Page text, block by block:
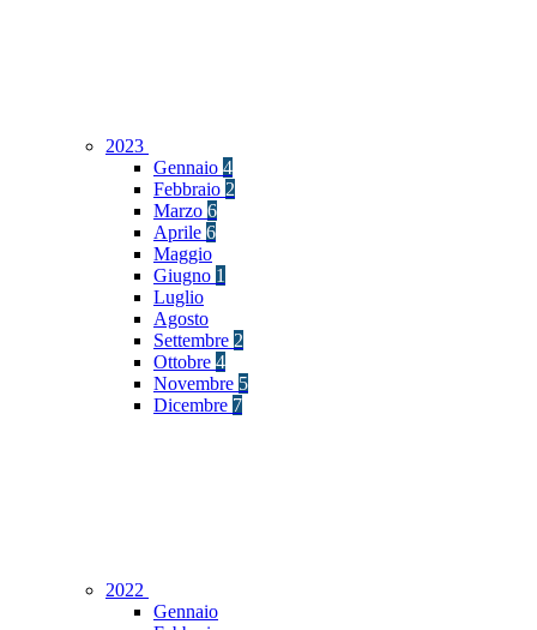
2023
Gennaio 4
Febbraio 2
Marzo 6
Aprile 6
Maggio
Giugno 1
Luglio
Agosto
Settembre 2
Ottobre 4
Novembre 5
Dicembre 7
2022
Gennaio